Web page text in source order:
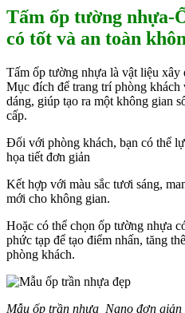
Tấm ốp tường nhựa-
có tốt và an toàn
Tấm ốp tường nhựa là vật liệu
Mục đích để trang trí phòng khách
dáng, giúp tạo ra một không gian
cấp.
Đối với phòng khách, bạn có thể
họa tiết đơn giản
Kết hợp với màu sắc tươi sáng,
mới cho không gian.
Hoặc có thể chọn ốp tường nhựa
phức tạp để tạo điểm nhấn, tăng
phòng khách.
Mẫu ốp trần nhựa Nano đơn giản